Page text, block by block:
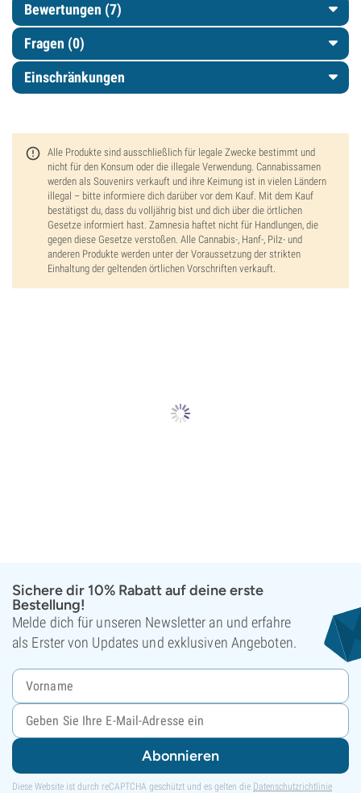
Bewertungen (7)
Fragen (0)
Einschränkungen
Alle Produkte sind ausschließlich für legale Zwecke bestimmt und
nicht für den Konsum oder die illegale Verwendung. Cannabissamen
werden als Souvenirs verkauft und ihre Keimung ist in vielen Ländern
illegal – bitte informiere dich darüber vor dem Kauf. Mit dem Kauf
bestätigst du, dass du volljährig bist und dich über die örtlichen
Gesetze informiert hast. Zamnesia haftet nicht für Handlungen, die
gegen diese Gesetze verstoßen. Alle Cannabis-, Hanf-, Pilz- und
anderen Produkte werden unter der Voraussetzung der strikten
Einhaltung der geltenden örtlichen Vorschriften verkauft.
Sichere dir 10% Rabatt auf deine erste
Bestellung!
Melde dich für unseren Newsletter an und erfahre
als Erster von Updates und exklusiven Angeboten.
Abonnieren
Diese Website ist durch reCAPTCHA geschützt und es gelten die Datenschutzrichtlinie